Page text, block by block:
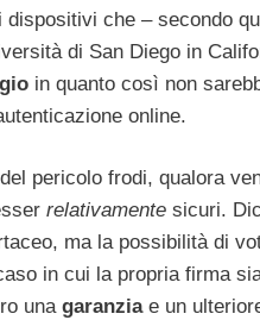
che – secondo
di San Diego in
in quanto così non
online.
pericolo frodi, qualora
relativamente sicuri.
ma la possibilità di
in cui la propria firma
una garanziae un